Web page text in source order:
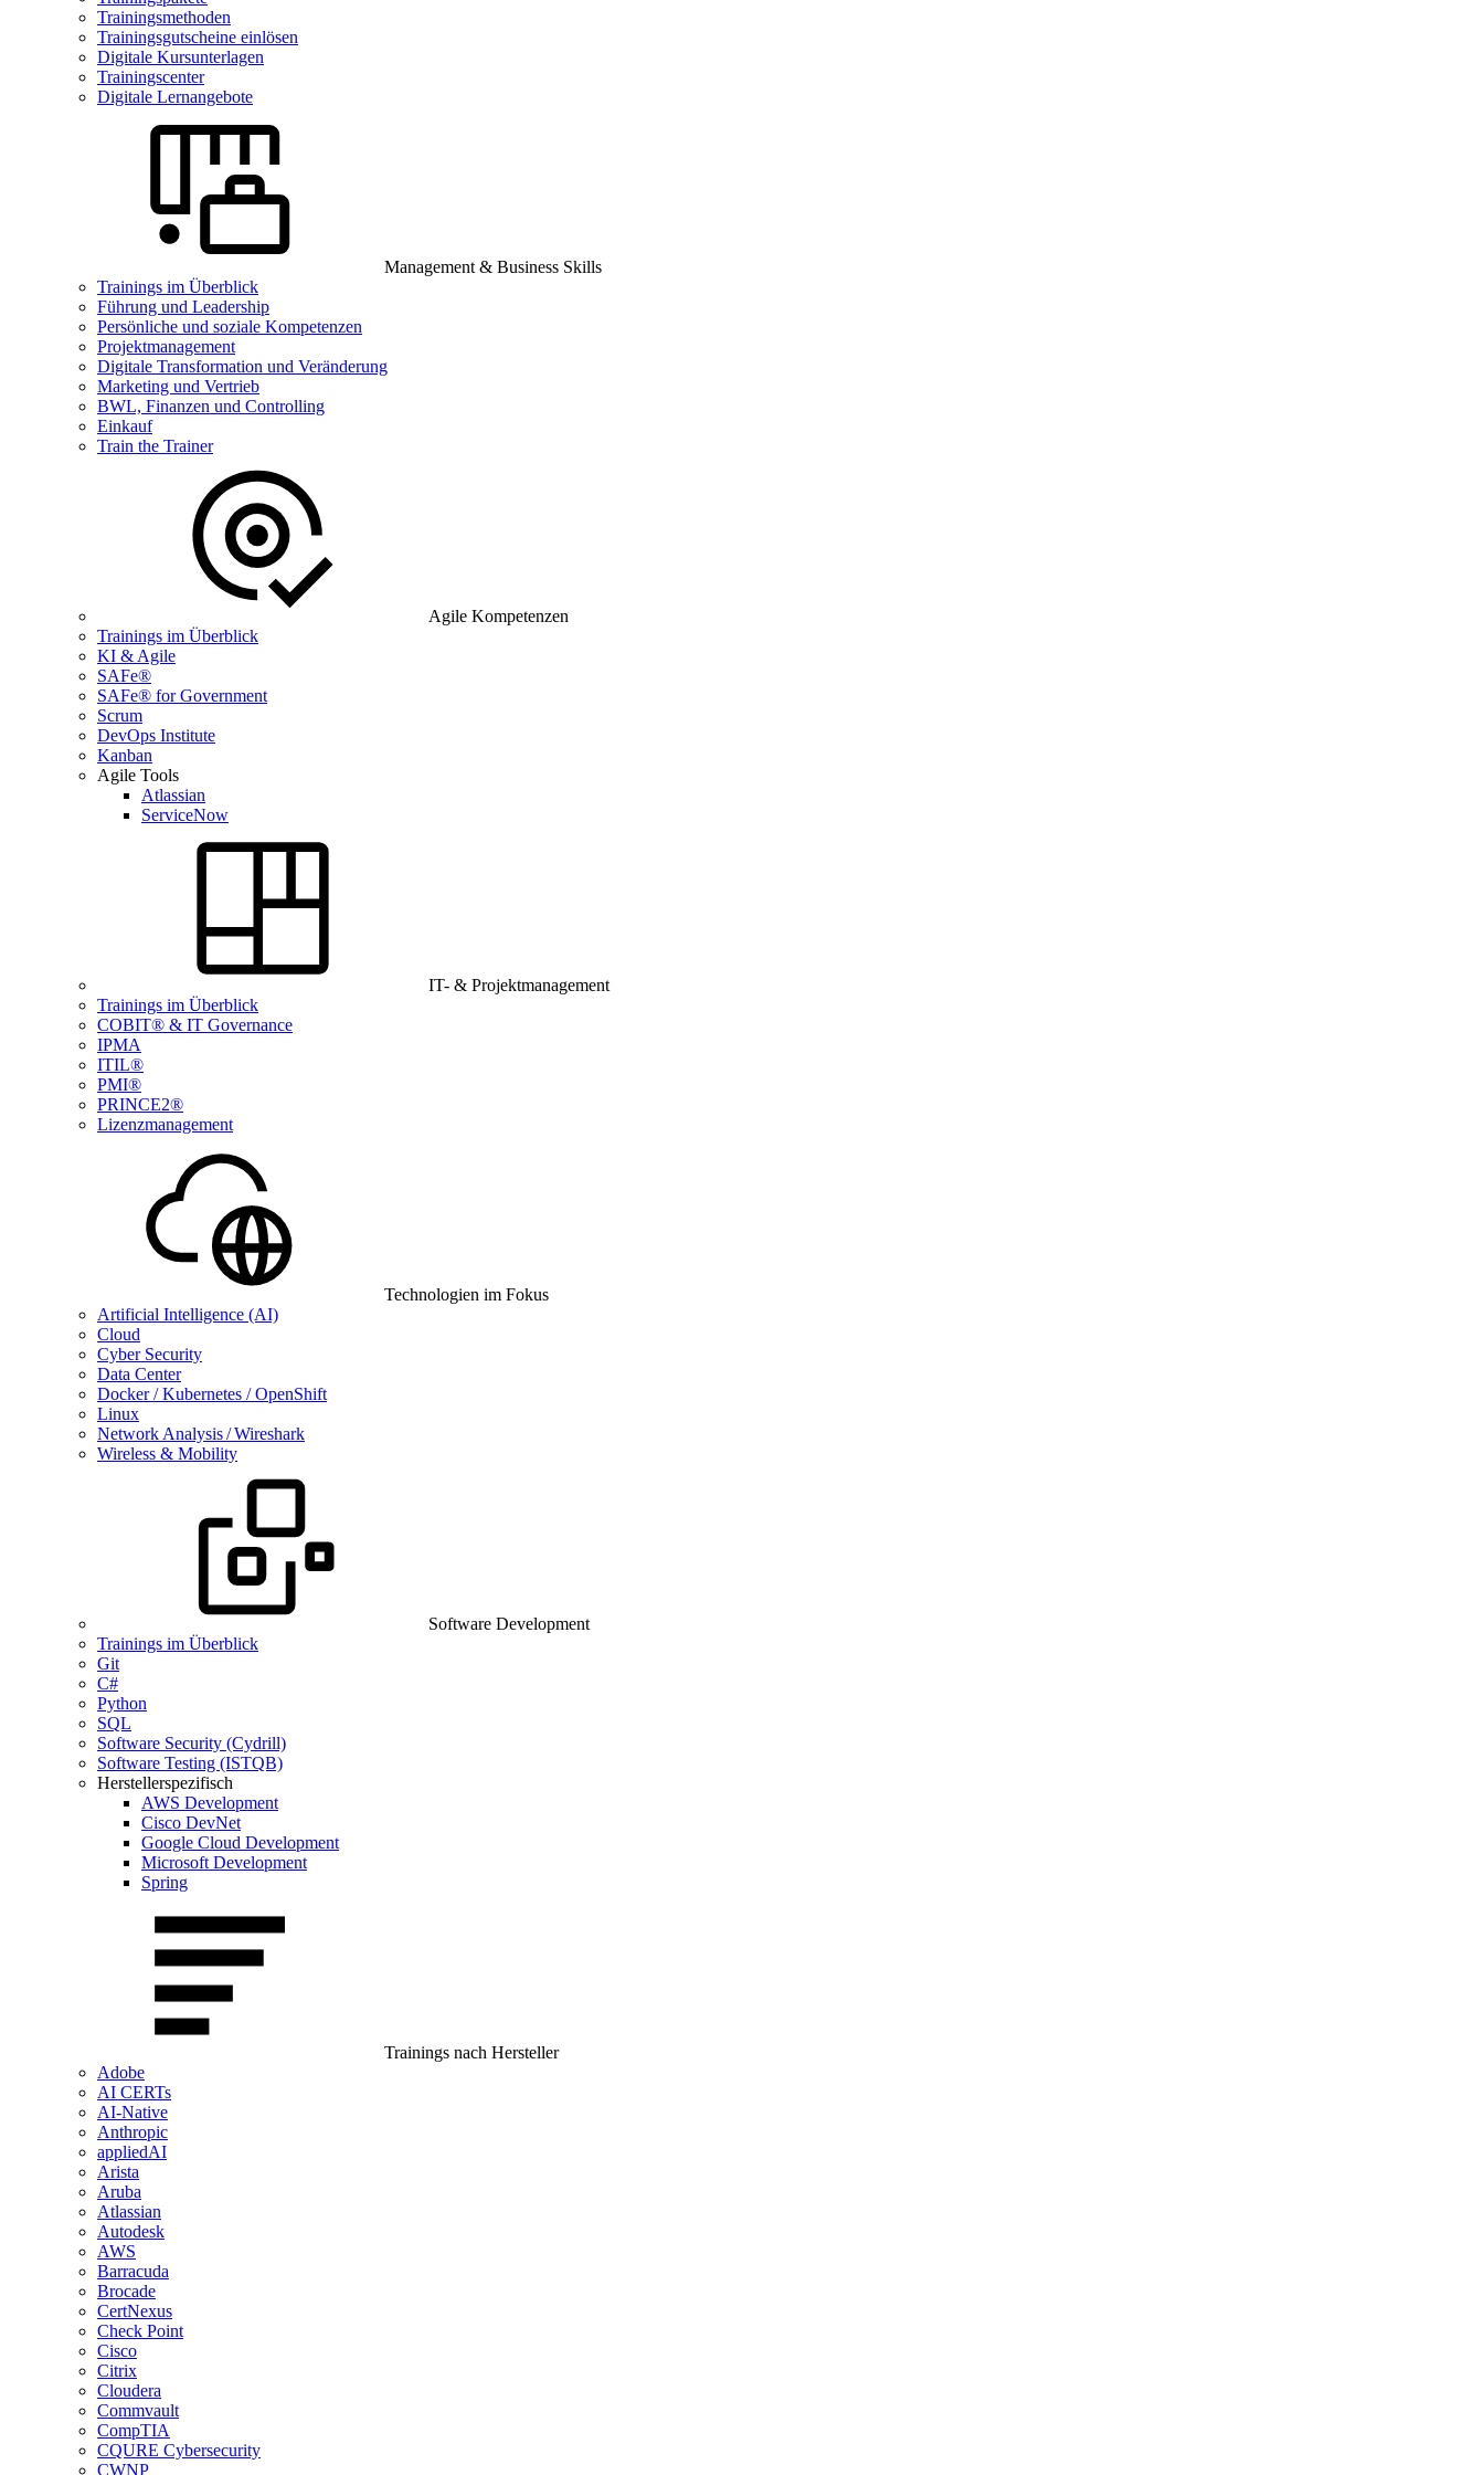
Trainingsmethoden
Trainingsgutscheine einlösen
Digitale Kursunterlagen
Trainingscenter
Digitale Lernangebote
Management & Business Skills
Trainings im Überblick
Führung und Leadership
Persönliche und soziale Kompetenzen
Projektmanagement
Digitale Transformation und Veränderung
Marketing und Vertrieb
BWL, Finanzen und Controlling
Einkauf
Train the Trainer
Agile Kompetenzen
Trainings im Überblick
KI & Agile
SAFe®
SAFe® for Government
Scrum
DevOps Institute
Kanban
Agile Tools
Atlassian
ServiceNow
IT- & Projektmanagement
Trainings im Überblick
COBIT® & IT Governance
IPMA
ITIL®
PMI®
PRINCE2®
Lizenzmanagement
Technologien im Fokus
Artificial Intelligence (AI)
Cloud
Cyber Security
Data Center
Docker / Kubernetes / OpenShift
Linux
Network Analysis / Wireshark
Wireless & Mobility
Software Development
Trainings im Überblick
Git
C#
Python
SQL
Software Security (Cydrill)
Software Testing (ISTQB)
Herstellerspezifisch
AWS Development
Cisco DevNet
Google Cloud Development
Microsoft Development
Spring
Trainings nach Hersteller
Adobe
AI CERTs
AI-Native
Anthropic
appliedAI
Arista
Aruba
Atlassian
Autodesk
AWS
Barracuda
Brocade
CertNexus
Check Point
Cisco
Citrix
Cloudera
Commvault
CompTIA
CQURE Cybersecurity
CWNP